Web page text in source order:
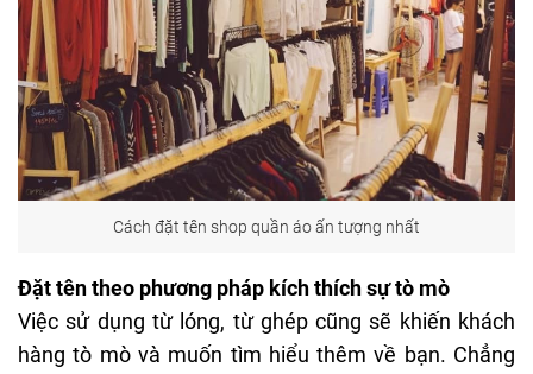
Cách đặt tên shop quần áo ấn tượng nhất
Đặt tên theo phương pháp kích thích sự tò mò
Việc sử dụng từ lóng, từ ghép cũng sẽ khiến khách
hàng tò mò và muốn tìm hiểu thêm về bạn. Chẳng